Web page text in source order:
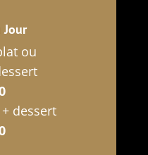
Jour
ou
dessert